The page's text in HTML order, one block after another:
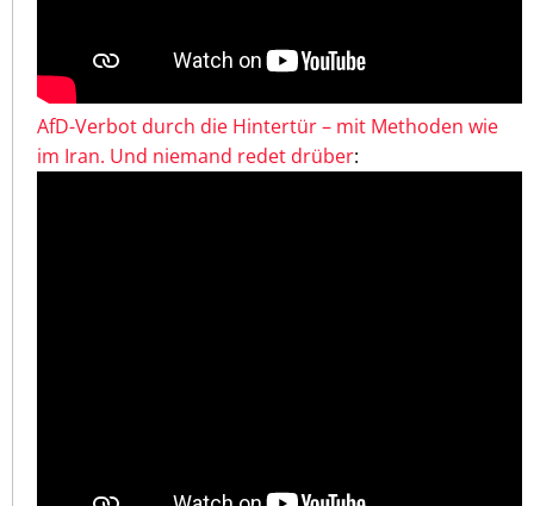
AfD-Verbot durch die Hintertür – mit Methoden wie
im Iran. Und niemand redet drüber: